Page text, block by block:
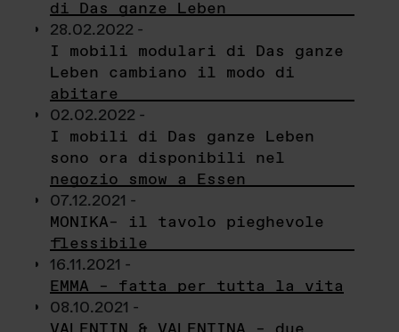
di Das ganze Leben
28.02.2022 -
I mobili modulari di Das ganze
Leben cambiano il modo di
abitare
02.02.2022 -
I mobili di Das ganze Leben
sono ora disponibili nel
negozio smow a Essen
07.12.2021 -
MONIKA– il tavolo pieghevole
flessibile
16.11.2021 -
EMMA – fatta per tutta la vita
08.10.2021 -